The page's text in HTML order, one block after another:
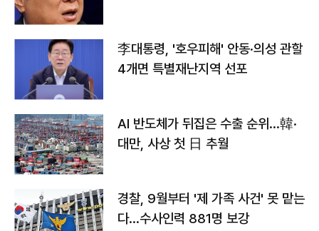
李대통령, '호우피해' 안동·의성 관할
4개면 특별재난지역 선포
AI 반도체가 뒤집은 수출 순위…韓·
대만, 사상 첫 日 추월
경찰, 9월부터 '제 가족 사건' 못 맡는
다…수사인력 881명 보강